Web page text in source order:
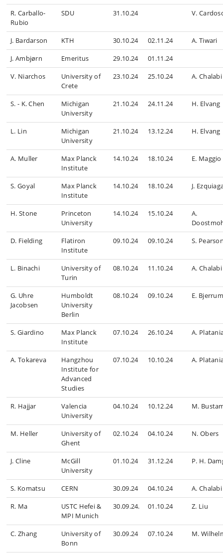
R. Carballo-
Rubio
SDU 31.10.24 V.
J. Bardarson KTH 30.10.24 02.11.24
A. Tiwari
J. Ambjørn
Emeritus 29.10.24
01.11.24
V. Niarchos
University of
Crete
23.10.24 25.10.24 A. Chalabi
S. - K. Chen
Michigan
University
21.10.24 24.11.24 H. Elvang
L. Lin
Michigan
University
21.10.24 13.12.24 H. Elvang
A. Muller
Max Planck
Institute
14.10.24 18.10.24 E. Maggio
S. Goyal
Max Planck
Institute
14.10.24 18.10.24 J.
H. Stone
Princeton
University
14.10.24 15.10.24
A.
D. Fielding
Flatiron
Institute
09.10.24 09.10.24 S.
L. Binachi
University of
Turin
08.10.24 11.10.24 A. Chalabi
G. Uhre
Jacobsen
Humboldt
University
Berlin
08.10.24 09.10.24 E.
S. Giardino
Max Planck
Institute
07.10.24 26.10.24 A.
A. Tokareva
Hangzhou
Institute for
Advanced
Studies
07.10.24 10.10.24 A.
R. Hajjar
Valencia
University
04.10.24 10.12.24 M.
M. Heller
University of
Ghent
02.10.24 04.10.24 N. Obers
J. Cline
McGill
University
01.10.24 31.12.24 P. H.
S. Komatsu CERN 30.09.24 04.10.24
A. Chalabi
R. Ma
USTC Hefei &
MPI Munich
30.09.24. 01.10.24 Z. Liu
C. Zhang
University of
Bonn
30.09.24 07.10.24 M.